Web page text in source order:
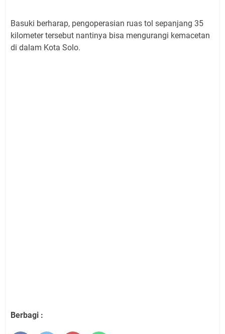
Basuki berharap, pengoperasian ruas tol sepanjang 35
kilometer tersebut nantinya bisa mengurangi kemacetan
di dalam Kota Solo.
Berbagi :